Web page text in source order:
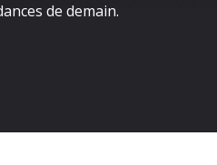
de demain.